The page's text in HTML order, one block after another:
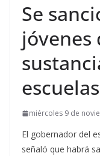
Se
jóvenes
miércoles 9 de
El gobernador del
señaló que habrá